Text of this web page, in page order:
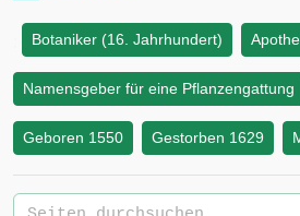
Botaniker (16. Jahrhundert)
Namensgeber für eine Pflanzengattung
Geboren 1550 Gestorben 1629